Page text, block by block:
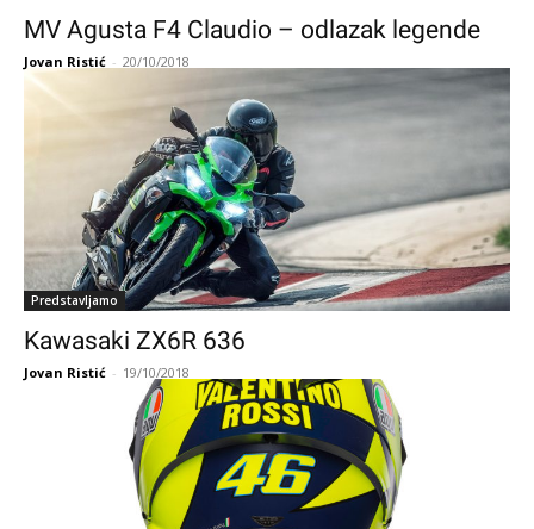
MV Agusta F4 Claudio – odlazak legende
Jovan Ristić - 20/10/2018
Predstavljamo
Kawasaki ZX6R 636
Jovan Ristić - 19/10/2018